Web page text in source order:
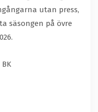
utan press,
säsongen på övre